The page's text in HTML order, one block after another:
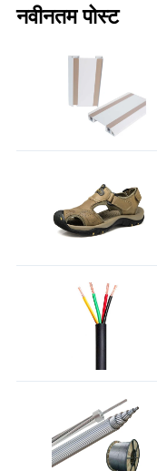
नवीनतम पोस्ट